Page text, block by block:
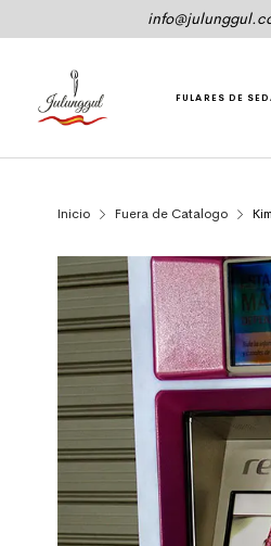
FULARES DE
Inicio Fuera de Catalogo